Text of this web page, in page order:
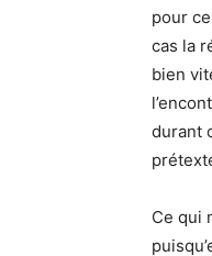
pour
cas la
bien
durant
Ce qui